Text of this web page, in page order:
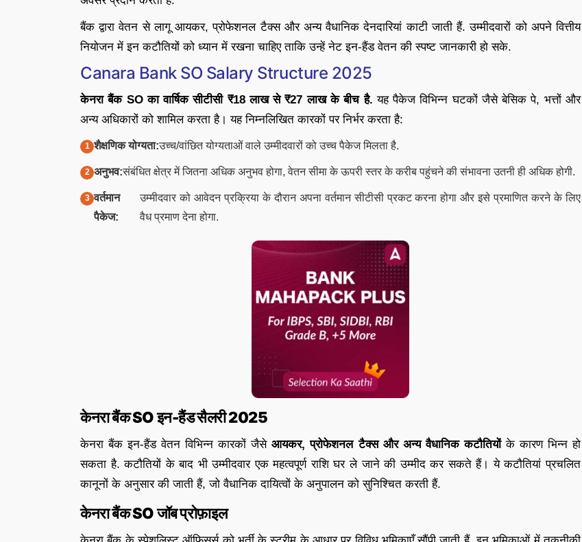
बैंक द्वारा वेतन से लागू आयकर, प्रोफेशनल टैक्स और अन्य वैधानिक देनदारियां काटी जाती हैं. उम्मीदवारों को अपने वित्तीय
नियोजन में इन कटौतियों को ध्यान में रखना चाहिए ताकि उन्हें नेट इन-हैंड वेतन की स्पष्ट जानकारी हो सके.
Canara Bank SO Salary Structure 2025
केनरा बैंक SO का वार्षिक सीटीसी ₹18 लाख से ₹27 लाख के बीच है. यह पैकेज विभिन्न घटकों जैसे बेसिक पे, भत्तों और
अन्य अधिकारों को शामिल करता है। यह निम्नलिखित कारकों पर निर्भर करता है:
शैक्षणिक योग्यता:उच्च/वांछित योग्यताओं वाले उम्मीदवारों को उच्च पैकेज मिलता है.
अनुभव:संबंधित क्षेत्र में जितना अधिक अनुभव होगा, वेतन सीमा के ऊपरी स्तर के करीब पहुंचने की संभावना उतनी ही अधिक होगी.
वर्तमान
पैकेज:
उम्मीदवार को आवेदन प्रक्रिया के दौरान अपना वर्तमान सीटीसी प्रकट करना होगा और इसे प्रमाणित करने के लिए
वैध प्रमाण देना होगा.
केनरा बैंक SO इन-हैंड सैलरी 2025
केनरा बैंक इन-हैंड वेतन विभिन्न कारकों जैसेआयकर, प्रोफेशनल टैक्स और अन्य वैधानिक कटौतियोंके कारण भिन्न हो
सकता है. कटौतियों के बाद भी उम्मीदवार एक महत्वपूर्ण राशि घर ले जाने की उम्मीद कर सकते हैं। ये कटौतियां प्रचलित
कानूनों के अनुसार की जाती हैं, जो वैधानिक दायित्वों के अनुपालन को सुनिश्चित करती हैं.
केनरा बैंक SO जॉब प्रोफ़ाइल